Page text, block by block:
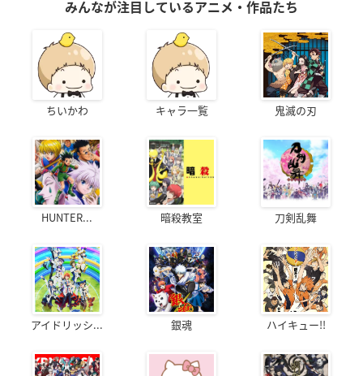
みんなが注目しているアニメ・作品たち
ちいかわ キャラ一覧 鬼滅の刃
HUNTER... 暗殺教室 刀剣乱舞
アイドリッシ... 銀魂 ハイキュー!!